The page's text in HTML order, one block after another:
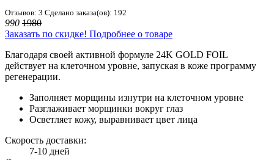
Отзывов: 3 Сделано заказа(ов): 192
990 1980
Заказать по скидке! Подробнее о товаре
Благодаря своей активной формуле 24K GOLD FOIL
действует на клеточном уровне, запуская в коже программу
регенерации.
Заполняет морщины изнутри на клеточном уровне
Разглаживает морщинки вокруг глаз
Осветляет кожу, выравнивает цвет лица
Скорость доставки:
7-10 дней